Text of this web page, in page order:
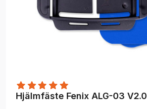
Hjälmfäste Fenix ALG-03 V2.0